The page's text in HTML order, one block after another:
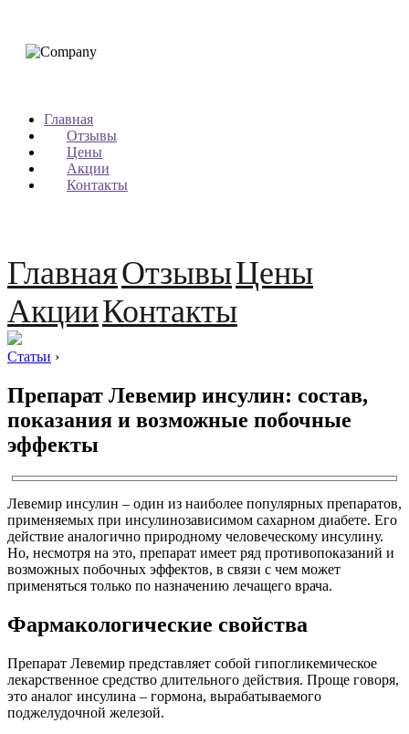
Главная
Отзывы
Цены
Акции
Контакты
ГлавнаяОтзывыЦены
АкцииКонтакты
Статьи ›
Препарат Левемир инсулин: состав,
показания и возможные побочные
эффекты
Левемир инсулин – один из наиболее популярных препаратов,
применяемых при инсулинозависимом сахарном диабете. Его
действие аналогично природному человеческому инсулину.
Но, несмотря на это, препарат имеет ряд противопоказаний и
возможных побочных эффектов, в связи с чем может
применяться только по назначению лечащего врача.
Фармакологические свойства
Препарат Левемир представляет собой гипогликемическое
лекарственное средство длительного действия. Проще говоря,
это аналог инсулина – гормона, вырабатываемого
поджелудочной железой.